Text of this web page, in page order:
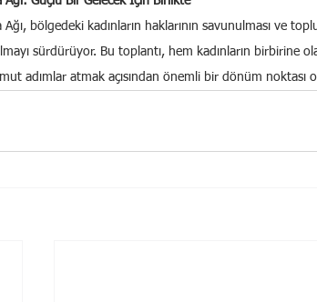
Ağı, bölgedeki kadınların haklarının savunulması ve
sürdürüyor. Bu toplantı, hem kadınların birbirine
adımlar atmak açısından önemli bir dönüm noktası